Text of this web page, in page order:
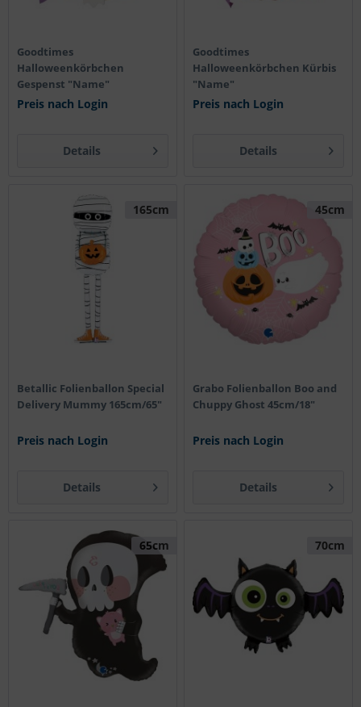
Goodtimes
Halloweenkörbchen
Gespenst "Name"
Preis nach Login
Details
Goodtimes
Halloweenkörbchen Kürbis
"Name"
Preis nach Login
Details
165cm
Betallic Folienballon Special
Delivery Mummy 165cm/65"
Preis nach Login
Details
45cm
Grabo Folienballon Boo and
Chuppy Ghost 45cm/18"
Preis nach Login
Details
65cm 70cm